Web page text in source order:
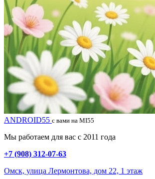
ANDROID55 с вами на MI55
Мы работаем для вас с 2011 года
+7 (908) 312-07-63
Омск, улица Лермонтова, дом 22, 1 этаж